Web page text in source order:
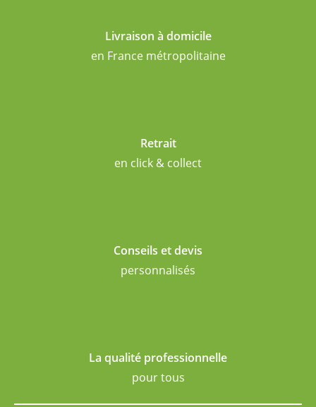
Livraison à domicile
en France métropolitaine
Retrait
en click & collect
Conseils et devis
personnalisés
La qualité professionnelle
pour tous